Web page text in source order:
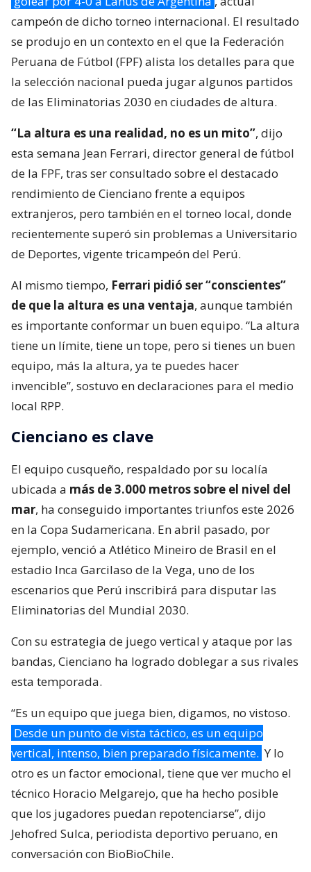
campeón de dicho torneo internacional. El resultado
se produjo en un contexto en el que la Federación
Peruana de Fútbol (FPF) alista los detalles para que
la selección nacional pueda jugar algunos partidos
de las Eliminatorias 2030 en ciudades de altura.
“La altura es una realidad, no es un mito”, dijo
esta semana Jean Ferrari, director general de fútbol
de la FPF, tras ser consultado sobre el destacado
rendimiento de Cienciano frente a equipos
extranjeros, pero también en el torneo local, donde
recientemente superó sin problemas a Universitario
de Deportes, vigente tricampeón del Perú.
Al mismo tiempo, Ferrari pidió ser “conscientes”
de que la altura es una ventaja, aunque también
es importante conformar un buen equipo. “La altura
tiene un límite, tiene un tope, pero si tienes un buen
equipo, más la altura, ya te puedes hacer
invencible”, sostuvo en declaraciones para el medio
local RPP.
Cienciano es clave
El equipo cusqueño, respaldado por su localía
ubicada a más de 3.000 metros sobre el nivel del
mar, ha conseguido importantes triunfos este 2026
en la Copa Sudamericana. En abril pasado, por
ejemplo, venció a Atlético Mineiro de Brasil en el
estadio Inca Garcilaso de la Vega, uno de los
escenarios que Perú inscribirá para disputar las
Eliminatorias del Mundial 2030.
Con su estrategia de juego vertical y ataque por las
bandas, Cienciano ha logrado doblegar a sus rivales
esta temporada.
“Es un equipo que juega bien, digamos, no vistoso.
Desde un punto de vista táctico, es un equipo
vertical, intenso, bien preparado físicamente. Y lo
otro es un factor emocional, tiene que ver mucho el
técnico Horacio Melgarejo, que ha hecho posible
que los jugadores puedan repotenciarse”, dijo
Jehofred Sulca, periodista deportivo peruano, en
conversación con BioBioChile.